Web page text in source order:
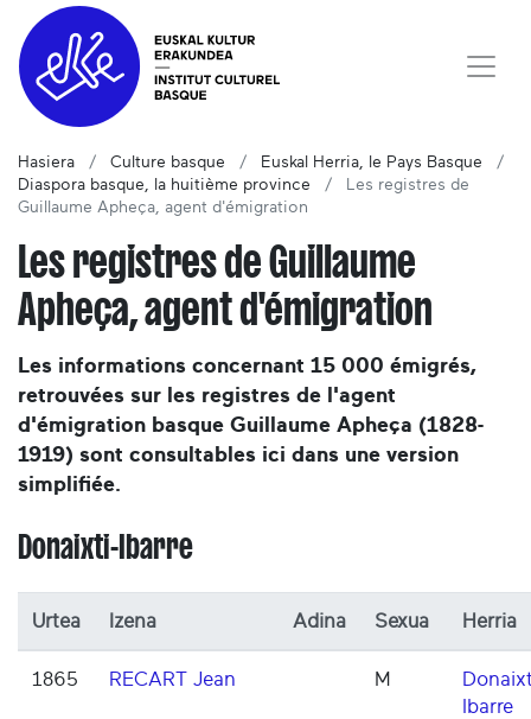
Hasiera Culture basque
Euskal Herria, le Pays Basque
Diaspora basque, la huitième province
Les registres de
Guillaume Apheça, agent d'émigration
Les registres de Guillaume
Apheça, agent d'émigration
Les informations concernant 15 000 émigrés,
retrouvées sur les registres de l'agent
d'émigration basque Guillaume Apheça (1828-
1919) sont consultables ici dans une version
simplifiée.
Donaixti-Ibarre
Urtea Izena Adina Sexua Herria
1865 RECART Jean M
Ibarre